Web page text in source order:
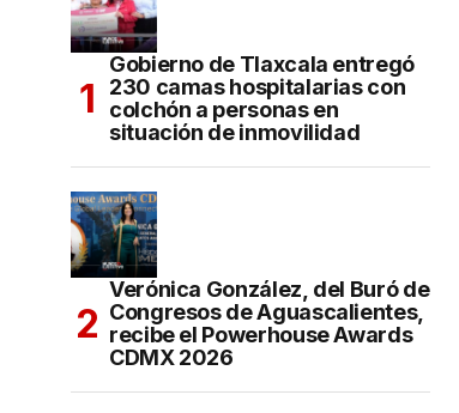
Gobierno de Tlaxcala entregó
230 camas hospitalarias con
colchón a personas en
situación de inmovilidad
Verónica González, del Buró de
Congresos de Aguascalientes,
recibe el Powerhouse Awards
CDMX 2026